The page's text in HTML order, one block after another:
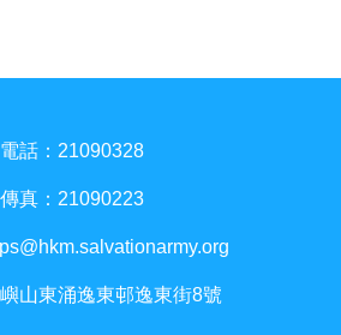
電話：21090328
傳真：21090223
山東涌逸東邨逸東街8號